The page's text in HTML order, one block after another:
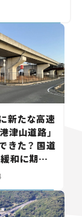
新たな高速
津山道路」
きた？ 国道
和に期待。
動きが【い
路計画】